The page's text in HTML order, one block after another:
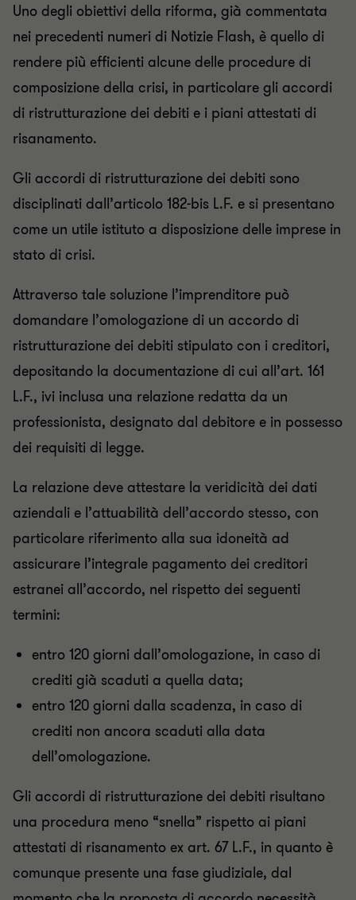
Uno degli obiettivi della riforma, già commentata
nei precedenti numeri di Notizie Flash, è quello di
rendere più efficienti alcune delle procedure di
composizione della crisi, in particolare gli accordi
di ristrutturazione dei debiti e i piani attestati di
risanamento.
Gli accordi di ristrutturazione dei debiti sono
disciplinati dall’articolo 182-bis L.F. e si presentano
come un utile istituto a disposizione delle imprese in
stato di crisi.
Attraverso tale soluzione l’imprenditore può
domandare l’omologazione di un accordo di
ristrutturazione dei debiti stipulato con i creditori,
depositando la documentazione di cui all’art. 161
L.F., ivi inclusa una relazione redatta da un
professionista, designato dal debitore e in possesso
dei requisiti di legge.
La relazione deve attestare la veridicità dei dati
aziendali e l’attuabilità dell’accordo stesso, con
particolare riferimento alla sua idoneità ad
assicurare l’integrale pagamento dei creditori
estranei all’accordo, nel rispetto dei seguenti
termini:
entro 120 giorni dall’omologazione, in caso di
crediti già scaduti a quella data;
entro 120 giorni dalla scadenza, in caso di
crediti non ancora scaduti alla data
dell’omologazione.
Gli accordi di ristrutturazione dei debiti risultano
una procedura meno “snella” rispetto ai piani
attestati di risanamento ex art. 67 L.F., in quanto è
comunque presente una fase giudiziale, dal